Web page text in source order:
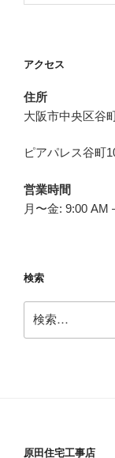
アクセス
住所
大阪市中央区谷
ピアパレス谷町
営業時間
月〜金: 9:00 AM
検索
索:
原田住宅工事店